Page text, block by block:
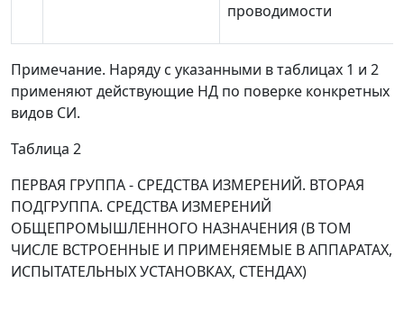
проводимости
Примечание. Наряду с указанными в таблицах 1 и 2
применяют действующие НД по поверке конкретных
видов СИ.
Таблица 2
ПЕРВАЯ ГРУППА - СРЕДСТВА ИЗМЕРЕНИЙ. ВТОРАЯ
ПОДГРУППА. СРЕДСТВА ИЗМЕРЕНИЙ
ОБЩЕПРОМЫШЛЕННОГО НАЗНАЧЕНИЯ (В ТОМ
ЧИСЛЕ ВСТРОЕННЫЕ И ПРИМЕНЯЕМЫЕ В АППАРАТАХ,
ИСПЫТАТЕЛЬНЫХ УСТАНОВКАХ, СТЕНДАХ)